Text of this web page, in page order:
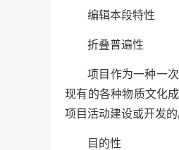
编辑本段特性
折叠普遍性
项目作为一种一
现有的各种物质文化
项目活动建设或开发的
目的性